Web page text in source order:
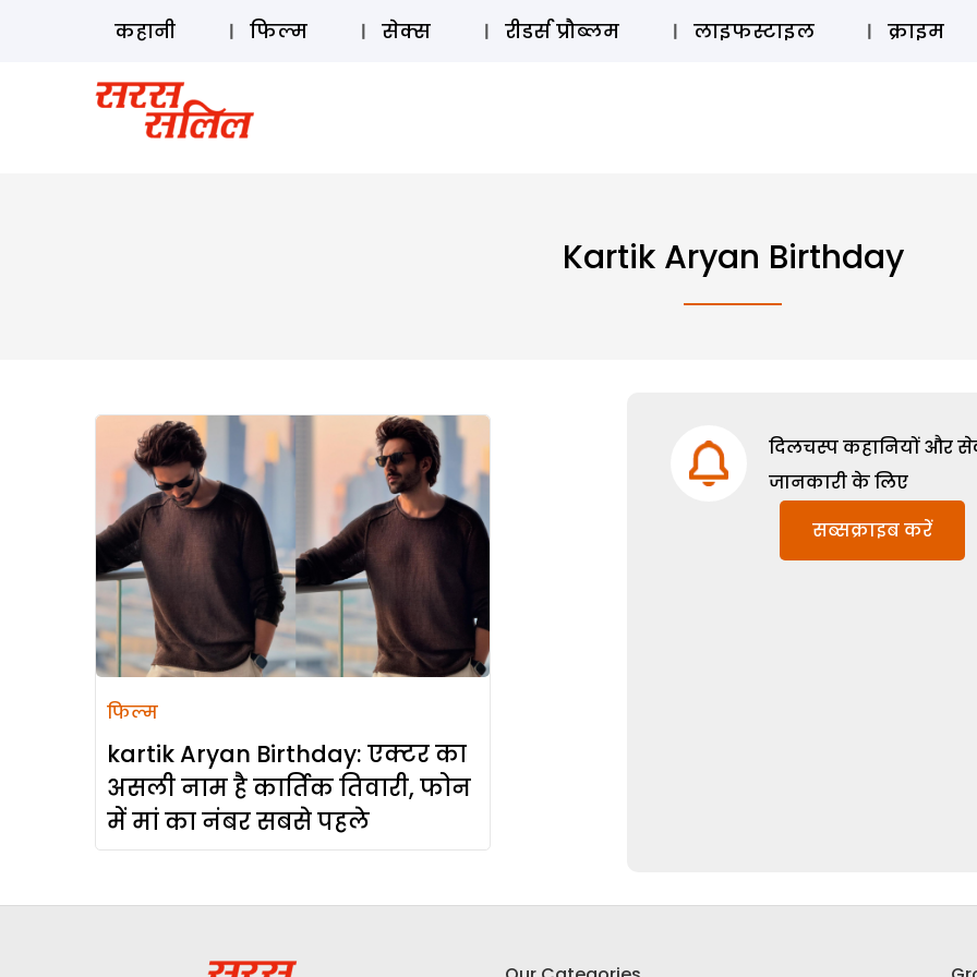
ऑडियो
कहानी फिल्म सेक्स रीडर्स प्रौब्लम लाइफस्टाइल क्राइम
Kartik Aryan Birthday
फिल्म
kartik Aryan Birthday: एक्टर का
असली नाम है कार्तिक तिवारी, फोन
में मां का नंबर सबसे पहले
दिलचस्प कहानियों और
जानकारी के लिए
सब्सक्राइब करें